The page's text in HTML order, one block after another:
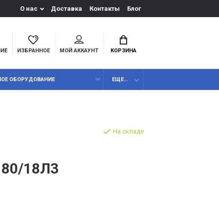
О нас Доставка Контакты Блог
ИЗБРАННОЕ МОЙ АККАУНТ КОРЗИНА
ОБОРУДОВАНИЕ ЕЩЕ...
18Л3
На складе